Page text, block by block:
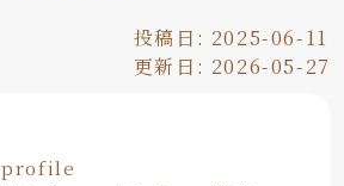
投稿日: 2025-06-11
更新日: 2026-05-27
profile